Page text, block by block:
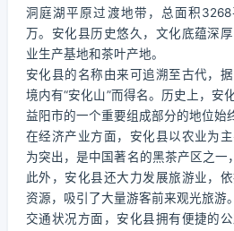
洞庭湖平原过渡地带，总面积
万。安化县历史悠久，文化底蕴深
业生产基地和茶叶产地。
安化县的名称由来可追溯至古代，
境内有“安化山”而得名。历史上，安
益阳市的一个重要组成部分的地位始
在经济产业方面，安化县以农业为
为突出，是中国著名的黑茶产区之一
此外，安化县还大力发展旅游业，
资源，吸引了大量游客前来观光旅游。
交通状况方面，安化县拥有便捷的